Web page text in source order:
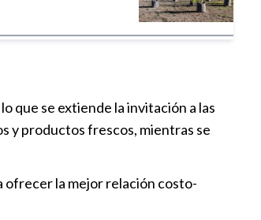
contribuyentes
que se extiende la invitación a las
y productos frescos, mientras se
ofrecer la mejor relación costo-